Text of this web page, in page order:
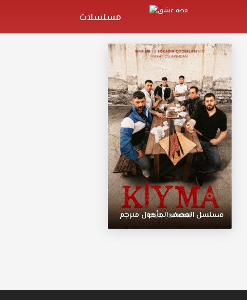
مسلسلات
مسلسلالعصفالمأكولمترجم